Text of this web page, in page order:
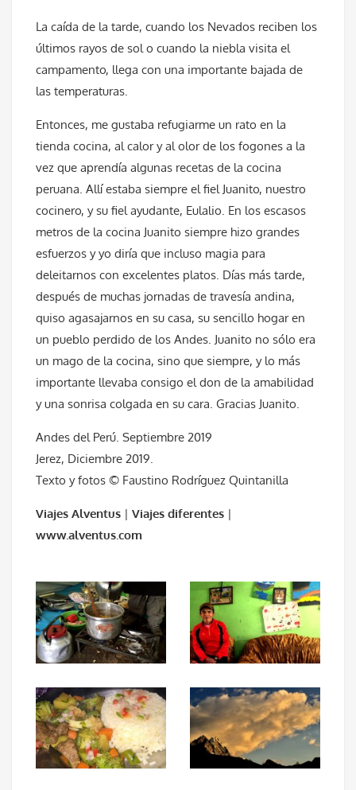
La caída de la tarde, cuando los Nevados reciben los
últimos rayos de sol o cuando la niebla visita el
campamento, llega con una importante bajada de
las temperaturas.
Entonces, me gustaba refugiarme un rato en la
tienda cocina, al calor y al olor de los fogones a la
vez que aprendía algunas recetas de la cocina
peruana. Allí estaba siempre el fiel Juanito, nuestro
cocinero, y su fiel ayudante, Eulalio. En los escasos
metros de la cocina Juanito siempre hizo grandes
esfuerzos y yo diría que incluso magia para
deleitarnos con excelentes platos. Días más tarde,
después de muchas jornadas de travesía andina,
quiso agasajarnos en su casa, su sencillo hogar en
un pueblo perdido de los Andes. Juanito no sólo era
un mago de la cocina, sino que siempre, y lo más
importante llevaba consigo el don de la amabilidad
y una sonrisa colgada en su cara. Gracias Juanito.
Andes del Perú. Septiembre 2019
Jerez, Diciembre 2019.
Texto y fotos © Faustino Rodríguez Quintanilla
Viajes Alventus | Viajes diferentes |
www.alventus.com